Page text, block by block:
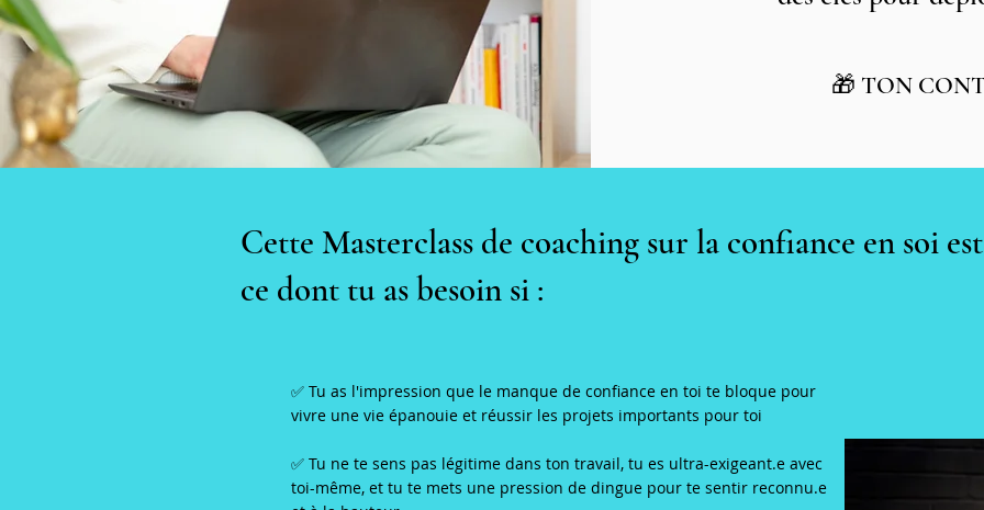
🎁 TON
Cette Masterclass de coaching sur la confiance en soi est
ce dont tu as besoin si :​
✅ Tu as l'impression que le manque de confiance en toi te bloque pour
vivre une vie épanouie et réussir les projets importants pour toi
✅ Tu ne te sens pas légitime dans ton travail, tu es ultra-exigeant.e avec
toi-même, et tu te mets une pression de dingue pour te sentir reconnu.e